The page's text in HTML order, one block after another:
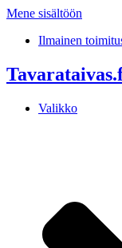
Mene sisältöön
Ilmainen
Valikko